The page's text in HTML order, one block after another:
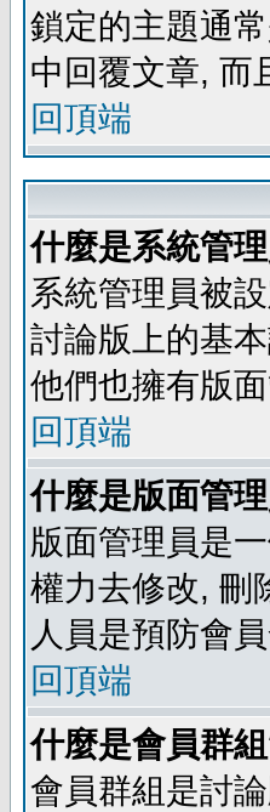
鎖定的主題通
中回覆文章, 而
回頂端
什麼是系統管
系統管理員被
討論版上的基
他們也擁有版
回頂端
什麼是版面管
版面管理員是
權力去修改, 刪
人員是預防會
回頂端
什麼是會員群
會員群組是討